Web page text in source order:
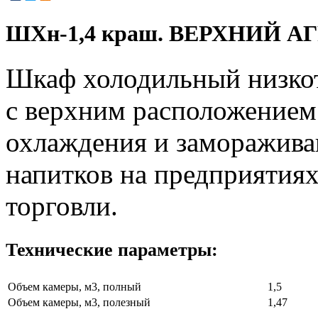
ШХн-1,4 краш. ВЕРХНИЙ
Шкаф холодильный
с верхним расположением
охлаждения и
напитков на
торговли.
Технические параметры:
Объем камеры, м3, полный
1,5
Объем камеры, м3, полезный
1,47